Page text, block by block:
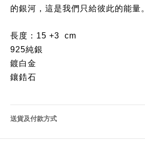
的銀河，這是我們只給彼此的能量。
長度：15 +3 cm
925純銀
鍍白金
鑲鋯石
送貨及付款方式